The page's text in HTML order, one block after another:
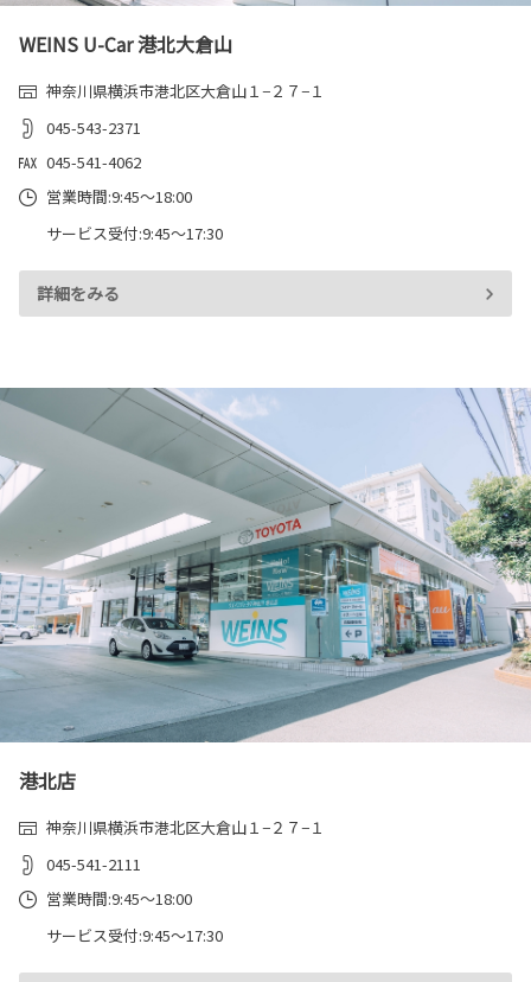
WEINS U-Car 港北大倉山
神奈川県横浜市港北区大倉山１−２７−１
045-543-2371
045-541-4062
営業時間:9:45～18:00
サービス受付:9:45～17:30
詳細をみる
港北店
神奈川県横浜市港北区大倉山１−２７−１
045-541-2111
営業時間:9:45～18:00
サービス受付:9:45～17:30